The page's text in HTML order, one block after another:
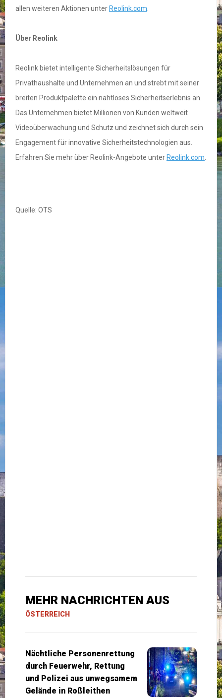
allen weiteren Aktionen unter Reolink.com.
Über Reolink
Reolink bietet intelligente Sicherheitslösungen für
Privathaushalte und Unternehmen an und strebt mit seiner
breiten Produktpalette ein nahtloses Sicherheitserlebnis an.
Das Unternehmen bietet Millionen von Kunden weltweit
Videoüberwachung und Schutz und zeichnet sich durch sein
Engagement für innovative Sicherheitstechnologien aus.
Erfahren Sie mehr über Reolink-Angebote unter Reolink.com.
Quelle: OTS
MEHR NACHRICHTEN AUS
ÖSTERREICH
Nächtliche Personenrettung
durch Feuerwehr, Rettung
und Polizei aus unwegsamem
Gelände in Roßleithen